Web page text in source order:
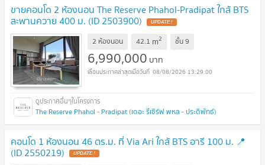
ขายคอนโด 2 ห้องนอน The Reserve Phahol-Pradipat ใกล้ BTS
สะพานควาย 400 ม. (ID 2503900) UPDATE !
2 ห้องนอน 42.1 m2 ชั้น9
6,990,000 บาท
08/08/2026 13:29:00
The Reserve Phahol - Pradipat (เดอะ รีเซิร์ฟ พหล - ประดิพัทธ์)
คอนโด 1 ห้องนอน 46 ตร.ม. ที่ Via Ari ใกล้ BTS อารี 100 ม. 📍
(ID 2550219) UPDATE !